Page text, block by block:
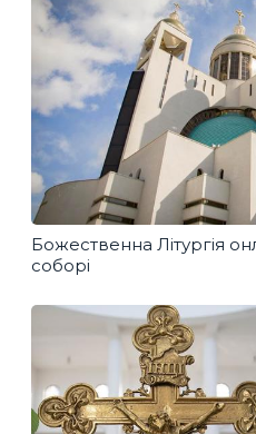
Божественна Літургія
соборі